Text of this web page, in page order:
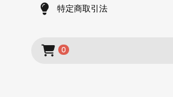
特定商取引法
0